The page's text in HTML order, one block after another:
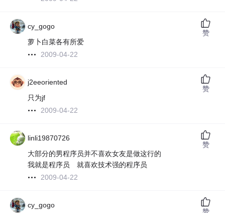
cy_gogo
萝卜白菜各有所爱
2009-04-22
赞
j2eeoriented
只为jf
2009-04-22
赞
linli19870726
大部分的男程序员并不喜欢女友是做这行的
我就是程序员 就喜欢技术强的程序员
2009-04-22
赞
cy_gogo
赞